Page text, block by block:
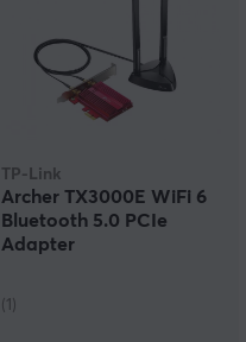
TP-Link
Archer TX3000E WiFi 6
Bluetooth 5.0 PCIe
Adapter
(1)